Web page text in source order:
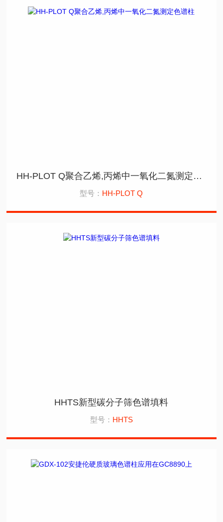
HH-PLOT Q聚合乙烯,丙烯中一氧化二氮测定色谱柱
型号： HH-PLOT Q
HHTS新型碳分子筛色谱填料
型号： HHTS